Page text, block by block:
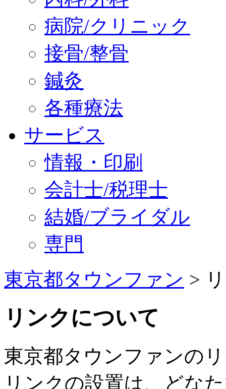
病院/クリニック
接骨/整骨
鍼灸
各種療法
サービス
情報・印刷
会計士/税理士
結婚/ブライダル
専門
東京都タウンファン >
リンクについて
東京都タウンファンの
リンクの設置は、どな